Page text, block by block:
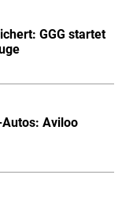
GGG startet
Aviloo